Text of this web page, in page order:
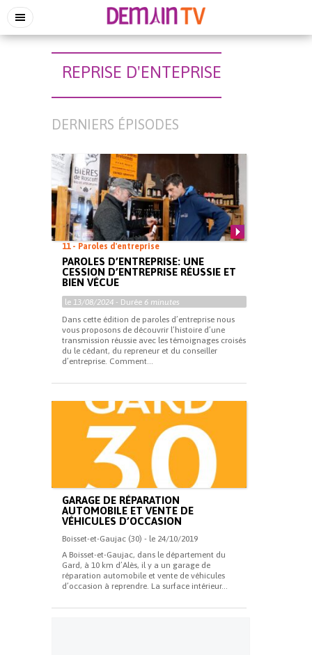
REPRISE D'ENTEPRISE
DERNIERS ÉPISODES
11 - Paroles d'entreprise
PAROLES D’ENTREPRISE: UNE
CESSION D’ENTREPRISE RÉUSSIE ET
BIEN VÉCUE
le 13/08/2024 - Durée 6 minutes
Dans cette édition de paroles d’entreprise nous
vous proposons de découvrir l’histoire d’une
transmission réussie avec les témoignages croisés
du le cédant, du repreneur et du conseiller
d’entreprise. Comment...
GARAGE DE RÉPARATION
AUTOMOBILE ET VENTE DE
VÉHICULES D’OCCASION
Boisset-et-Gaujac (30) - le 24/10/2019
A Boisset-et-Gaujac, dans le département du
Gard, à 10 km d’Alès, il y a un garage de
réparation automobile et vente de véhicules
d’occasion à reprendre. La surface intérieur...